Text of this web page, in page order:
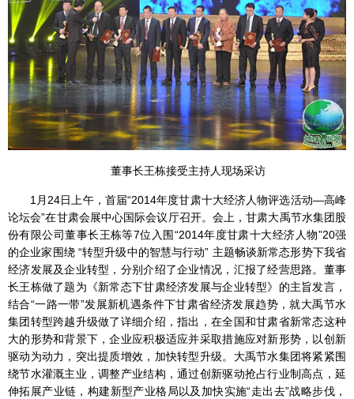
董事长王栋接受主持人现场采访
1月24日上午，首届“2014年度甘肃十大经济人物评选活动—高峰
论坛会”在甘肃会展中心国际会议厅召开。会上，甘肃大禹节水集团股
份有限公司董事长王栋等7位入围“2014年度甘肃十大经济人物”20强
的企业家围绕 “转型升级中的智慧与行动” 主题畅谈新常态形势下我省
经济发展及企业转型，分别介绍了企业情况，汇报了经营思路。董事
长王栋做了题为《新常态下甘肃经济发展与企业转型》的主旨发言，
结合“一路一带”发展新机遇条件下甘肃省经济发展趋势，就大禹节水
集团转型跨越升级做了详细介绍，指出，在全国和甘肃省新常态这种
大的形势和背景下，企业应积极适应并采取措施应对新形势，以创新
驱动为动力，突出提质增效，加快转型升级。大禹节水集团将紧紧围
绕节水灌溉主业，调整产业结构，通过创新驱动抢占行业制高点，延
伸拓展产业链，构建新型产业格局以及加快实施“走出去”战略步伐，